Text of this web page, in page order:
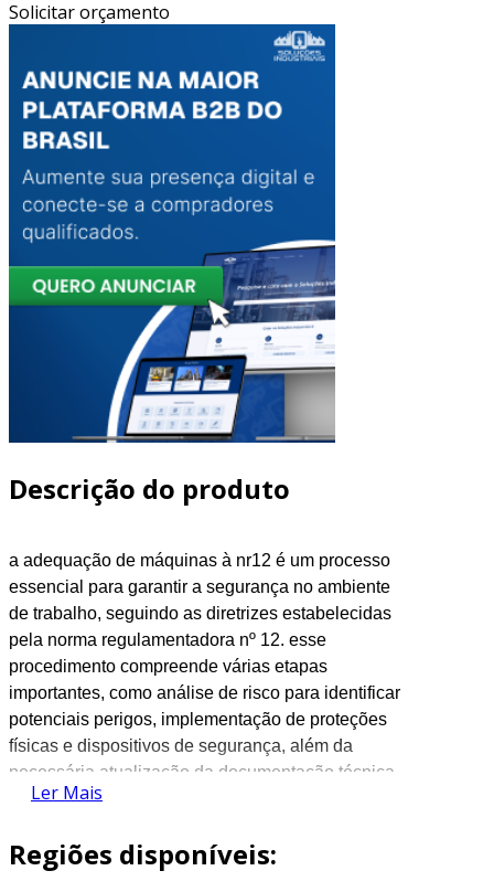
Solicitar orçamento
Descrição do produto
a adequação de máquinas à nr12 é um processo
essencial para garantir a segurança no ambiente
de trabalho, seguindo as diretrizes estabelecidas
pela norma regulamentadora nº 12. esse
procedimento compreende várias etapas
importantes, como análise de risco para identificar
potenciais perigos, implementação de proteções
físicas e dispositivos de segurança, além da
necessária atualização da documentação técnica.
a capacitação dos operadores é fundamental
cientes dos procedimentos de segurança a serem
Ler Mais
Regiões disponíveis: